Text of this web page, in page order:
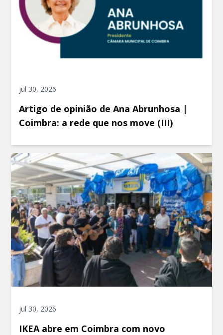
jul 30, 2026
Artigo de opinião de Ana Abrunhosa |
Coimbra: a rede que nos move (III)
jul 30, 2026
IKEA abre em Coimbra com novo